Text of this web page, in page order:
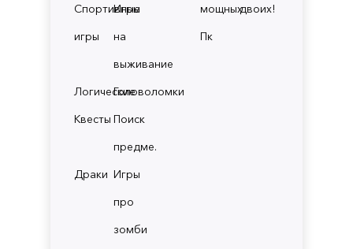
Спортивные
игры
Игры
на
выживание
ЛогическиеГоловоломки
Квесты Поиск
предме.
Драки Игры
про
зомби
мощных
Пк
двоих!